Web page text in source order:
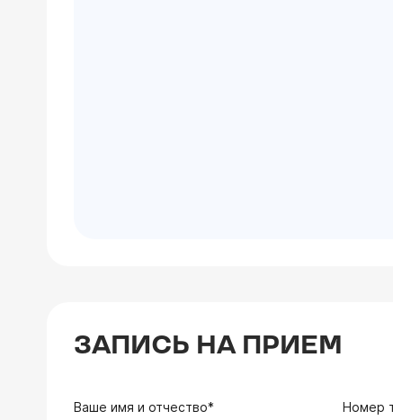
ЗАПИСЬ НА ПРИЕМ
Ваше имя и отчество* Номер